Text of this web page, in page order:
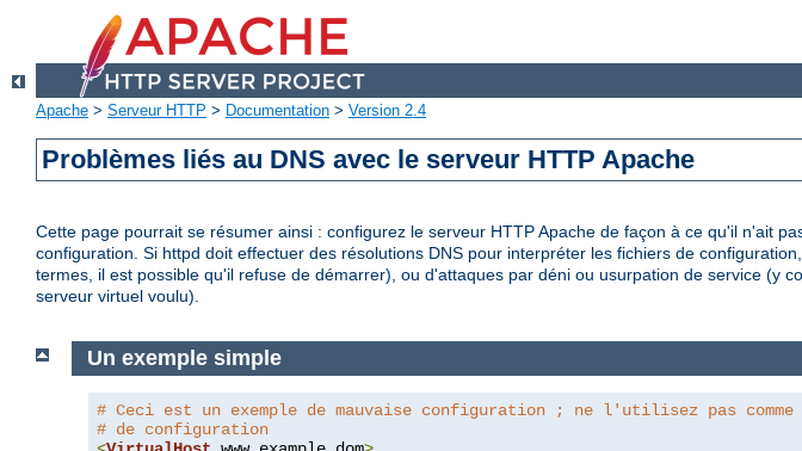
Apache > Serveur HTTP > Documentation > Version 2.4
Problèmes liés au DNS avec le serveur HTTP Apache
Cette page pourrait se résumer ainsi : configurez le serveur HTTP Apache de façon à ce qu'il n'ait
configuration. Si httpd doit effectuer des résolutions DNS pour interpréter les fichiers de
termes, il est possible qu'il refuse de démarrer), ou d'attaques par déni ou usurpation de service (y
serveur virtuel voulu).
Un exemple simple
# Ceci est un exemple de mauvaise configuration ; ne l'utilisez pas comme
# de configuration